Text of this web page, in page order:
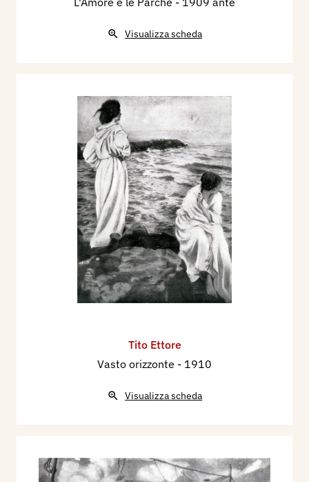
Visualizza scheda
Tito Ettore
Vasto orizzonte - 1910
Visualizza scheda